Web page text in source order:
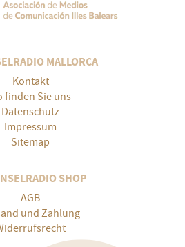
MALLORCA
Kontakt
finden Sie uns
Datenschutz
Impressum
Sitemap
SHOP
AGB
und Zahlung